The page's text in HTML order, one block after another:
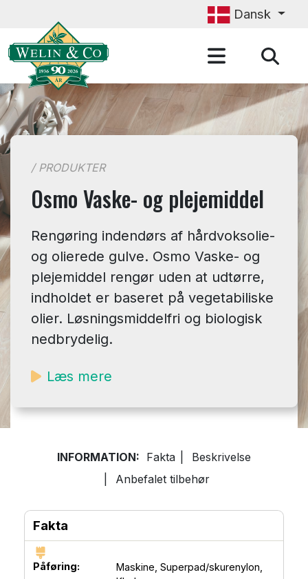
Dansk
/ PRODUKTER
Osmo Vaske- og plejemiddel
Rengøring indendørs af hårdvoksolie-
og olierede gulve. Osmo Vaske- og
plejemiddel rengør uden at udtørre,
indholdet er baseret på vegetabiliske
olier. Løsningsmiddelfri og biologisk
nedbrydelig.
Læs mere
INFORMATION: Fakta
Beskrivelse
Anbefalet tilbehør
Fakta
Påføring: Maskine, Superpad/skurenylon,